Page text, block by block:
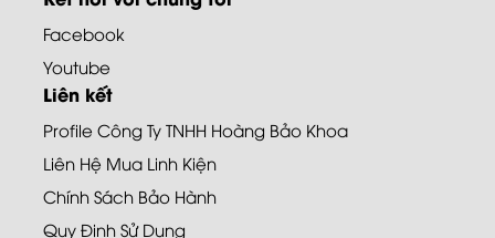
Facebook
Youtube
Liên kết
Profile Công Ty TNHH Hoàng Bảo Khoa
Liên Hệ Mua Linh Kiện
Chính Sách Bảo Hành
Quy Định Sử Dụng